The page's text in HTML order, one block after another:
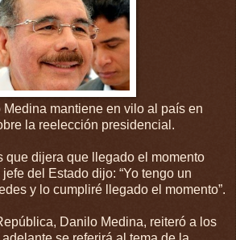
mantiene en vilo al país en
la reelección presidencial.
que dijera que llegado el momento
del Estado dijo: “Yo tengo un
y lo cumpliré llegado el momento”.
Danilo Medina, reiteró a los